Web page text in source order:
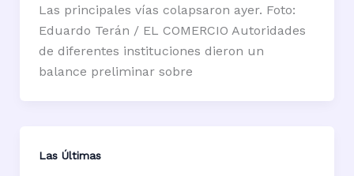
Las principales vías colapsaron ayer. Foto:
Eduardo Terán / EL COMERCIO Autoridades
de diferentes instituciones dieron un
balance preliminar sobre
Las Últimas